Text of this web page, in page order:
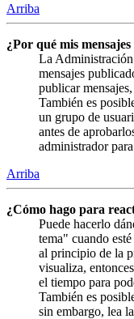
Arriba
¿Por qué mis
La
mensajes
publicar
También es
un grupo de
antes de
administrador
Arriba
¿Cómo hago para
Puede hacerlo
tema" cuando
al principio de la
visualiza,
el tiempo para
También es
sin embargo, lea